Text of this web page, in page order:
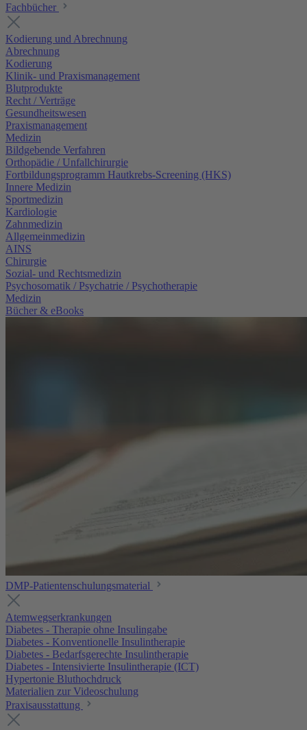
Fachbücher
Kodierung und Abrechnung
Abrechnung
Kodierung
Klinik- und Praxismanagement
Blutprodukte
Recht / Verträge
Gesundheitswesen
Praxismanagement
Medizin
Bildgebende Verfahren
Orthopädie / Unfallchirurgie
Fortbildungsprogramm Hautkrebs-Screening (HKS)
Innere Medizin
Sportmedizin
Kardiologie
Zahnmedizin
Allgemeinmedizin
AINS
Chirurgie
Sozial- und Rechtsmedizin
Psychosomatik / Psychatrie / Psychotherapie
Medizin
Bücher & eBooks
DMP-Patientenschulungsmaterial
Atemwegserkrankungen
Diabetes - Therapie ohne Insulingabe
Diabetes - Konventionelle Insulintherapie
Diabetes - Bedarfsgerechte Insulintherapie
Diabetes - Intensivierte Insulintherapie (ICT)
Hypertonie Bluthochdruck
Materialien zur Videoschulung
Praxisausstattung